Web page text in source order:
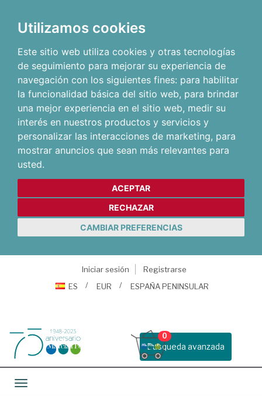
Utilizamos cookies
Este sitio web utiliza cookies y otras tecnologías
de seguimiento para mejorar su experiencia de
navegación con los siguientes fines: para habilitar
la funcionalidad básica del sitio web, para brindar
una mejor experiencia en el sitio web, medir su
interés en nuestros productos y servicios y
personalizar las interacciones de marketing, para
mostrar anuncios que sean más relevantes para
usted.
ACEPTAR
RECHAZAR
CAMBIAR PREFERENCIAS
Iniciar sesión
Registrarse
ES
EUR ESPAÑA PENINSULAR
Busqueda avanzada
0
Toggle navigation